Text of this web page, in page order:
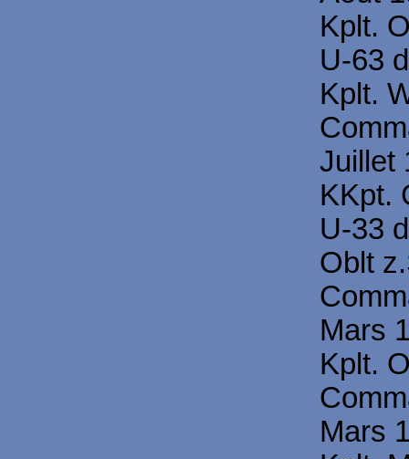
Kplt.
U-63
Kplt.
Juillet
KKpt.
U-33
Oblt
Mars
Kplt.
Mars